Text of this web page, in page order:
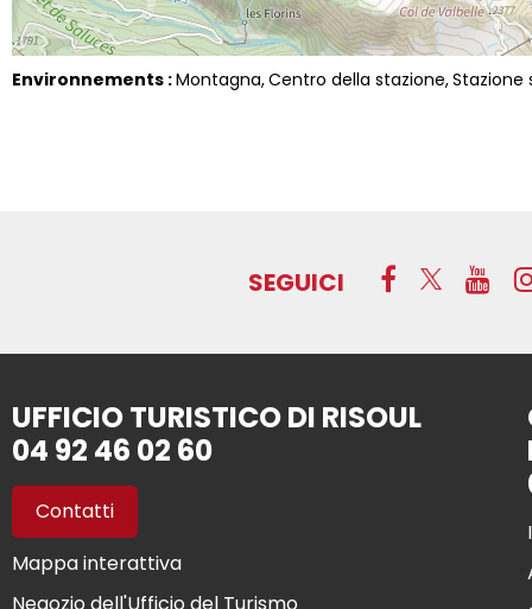
Environnements :Montagna Centro della stazione Stazione
SEGUICI
UFFICIO TURISTICO DI RISOUL
04 92 46 02 60
Contatti
Mappa interattiva
Negozio dell'Ufficio del Turismo